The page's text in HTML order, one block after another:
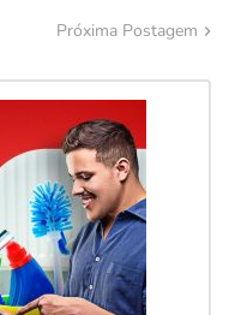
Próxima Postagem